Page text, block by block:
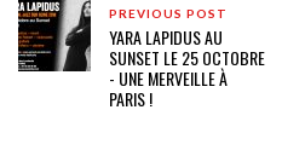
PREVIOUS POST
YARA LAPIDUS AU
SUNSET LE 25 OCTOBRE
- UNE MERVEILLE À
PARIS !